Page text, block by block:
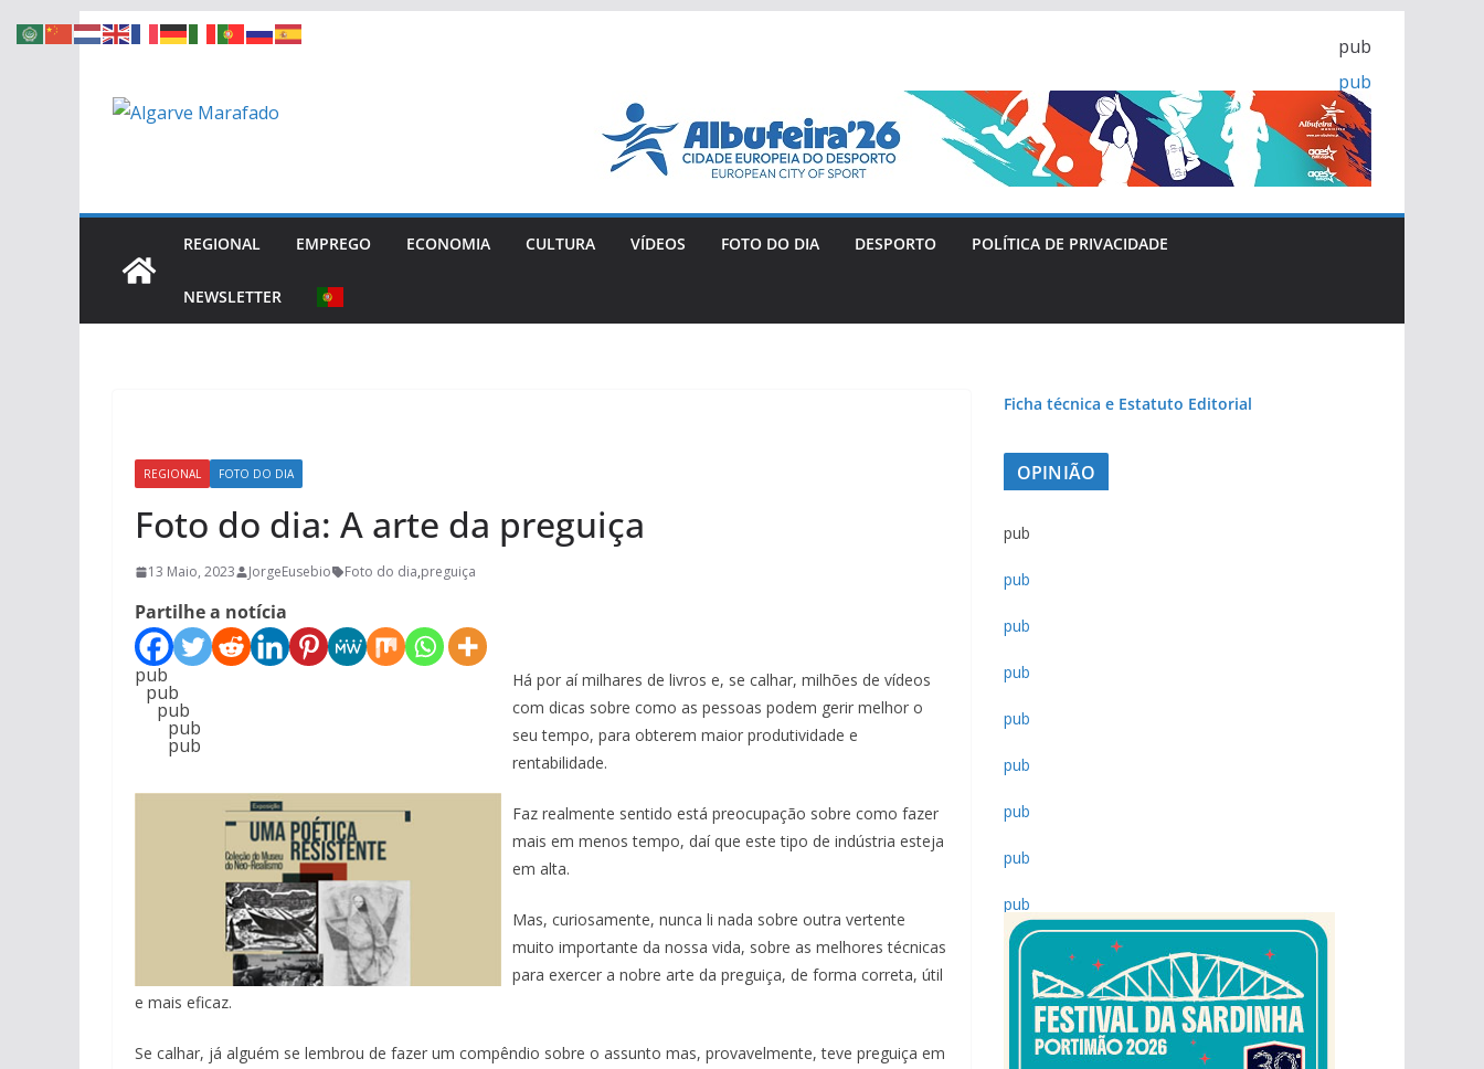
Skip
pub
pub
REGIONAL EMPREGO ECONOMIA CULTURA VÍDEOS FOTO DO DIA DESPORTO POLÍTICA DE PRIVACIDADE
NEWSLETTER
REGIONAL FOTO DO DIA
Foto do dia: A arte da preguiça
13 Maio, 2023 JorgeEusebio Foto do dia,preguiça
Partilhe a notícia
pub
pub
pub
pub
pub
Há por aí milhares de livros e, se calhar, milhões de vídeos
com dicas sobre como as pessoas podem gerir melhor o
seu tempo, para obterem maior produtividade e
rentabilidade.
Faz realmente sentido está preocupação sobre como fazer
mais em menos tempo, daí que este tipo de indústria esteja
em alta.
Mas, curiosamente, nunca li nada sobre outra vertente
muito importante da nossa vida, sobre as melhores técnicas
para exercer a nobre arte da preguiça, de forma correta, útil
e mais eficaz.
Se calhar, já alguém se lembrou de fazer um compêndio sobre o assunto mas, provavelmente, teve preguiça em
Ficha técnica e Estatuto Editorial
OPINIÃO
pub
pub
pub
pub
pub
pub
pub
pub
pub